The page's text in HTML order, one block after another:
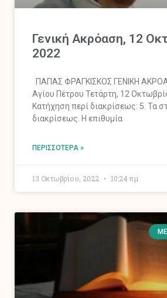
Γενική Ακρόαση, 12
2022
ΠΑΠΑΣ ΦΡΑΓΚΙΣΚΟΣ ΓΕΝΙΚΗ
Αγίου Πέτρου Τετάρτη, 12
Κατήχηση περί διακρίσεως: 5. Τα
διακρίσεως. Η επιθυμία
ΠΕΡΙΣΣΌΤΕΡΑ »
13 Οκτωβρίου, 2022 10:24 πμ